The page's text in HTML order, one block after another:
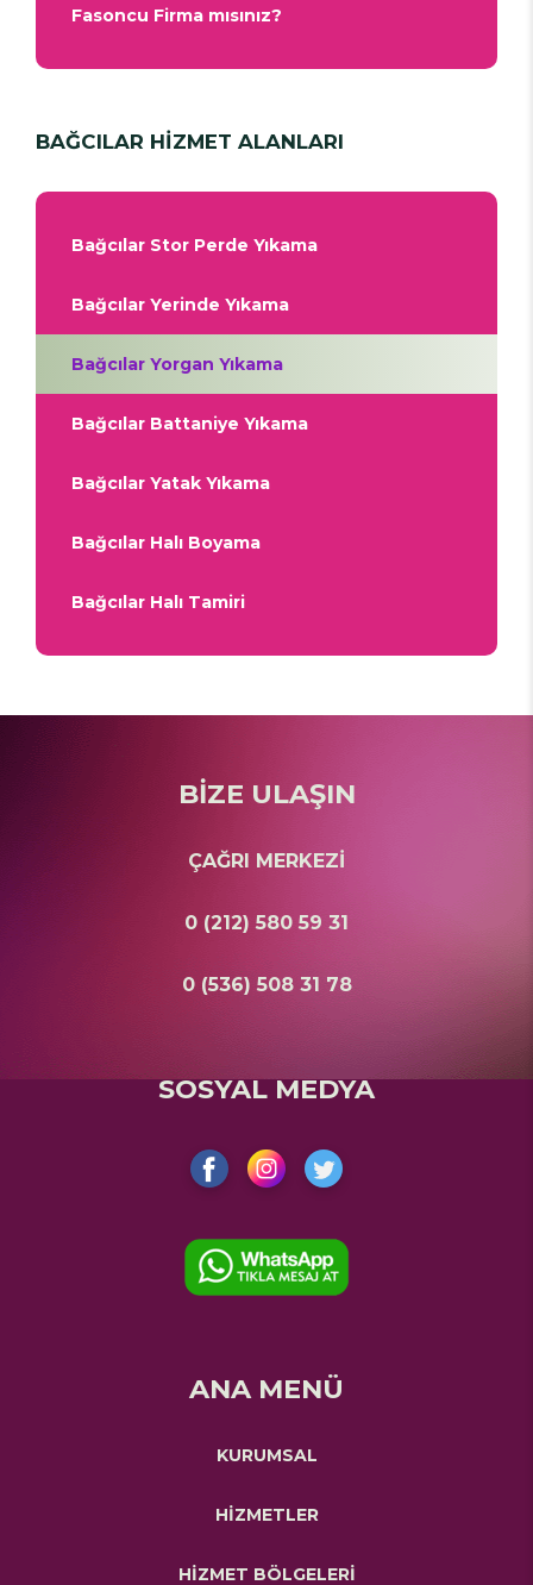
Fasoncu Firma mısınız?
BAĞCILAR HİZMET ALANLARI
Bağcılar Stor Perde Yıkama
Bağcılar Yerinde Yıkama
Bağcılar Yorgan Yıkama
Bağcılar Battaniye Yıkama
Bağcılar Yatak Yıkama
Bağcılar Halı Boyama
Bağcılar Halı Tamiri
BİZE ULAŞIN
ÇAĞRI MERKEZİ
0 (212) 580 59 31
0 (536) 508 31 78
SOSYAL MEDYA
ANA MENÜ
KURUMSAL
HİZMETLER
HİZMET BÖLGELERİ